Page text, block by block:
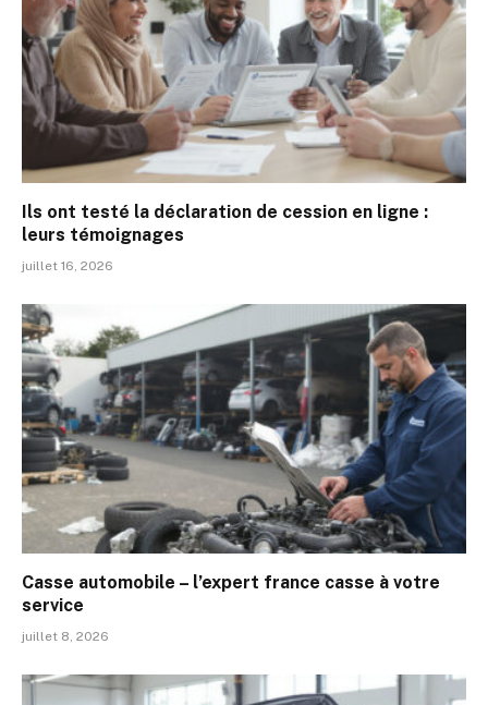
Ils ont testé la déclaration de cession en ligne :
leurs témoignages
juillet 16, 2026
Casse automobile – l’expert france casse à votre
service
juillet 8, 2026